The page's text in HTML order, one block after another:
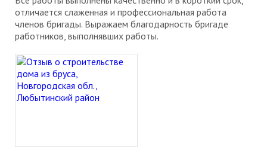
отличается слаженная и профессиональная работа
членов бригады. Выражаем благодарность бригаде
работников, выполнявших работы.